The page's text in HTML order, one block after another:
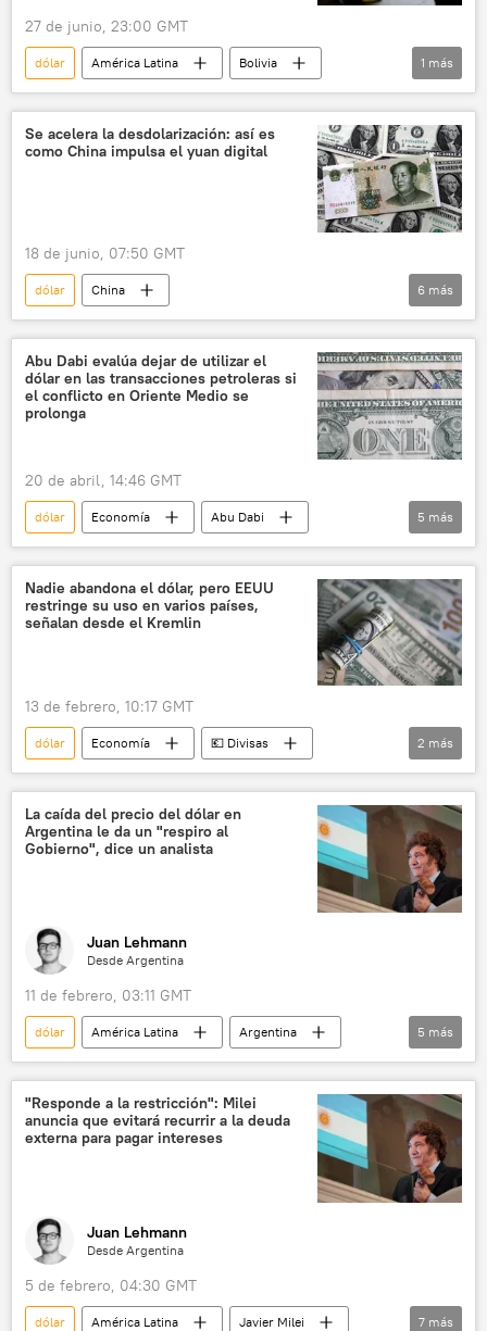
27 de junio, 23:00 GMT
dólar América Latina
Bolivia
Banco Central de Bolivia
1 más
Se acelera la desdolarización: así es
como China impulsa el yuan digital
18 de junio, 07:50 GMT
dólar
China
Sistema de Pagos Internacionales (CIPS)
yuan
Economía
SWIFT
desdolarización
💶 Divisas
6 más
Abu Dabi evalúa dejar de utilizar el
dólar en las transacciones petroleras si
el conflicto en Oriente Medio se
prolonga
20 de abril, 14:46 GMT
dólar Economía
Abu Dabi
Emiratos Árabes Unidos
📰 Escalada entre EEUU, Israel e Irán
🌍 Oriente Medio
5 más
Nadie abandona el dólar, pero EEUU
restringe su uso en varios países,
señalan desde el Kremlin
13 de febrero, 10:17 GMT
dólar Economía
💶 Divisas
Dmitri Peskov
EEUU
2 más
La caída del precio del dólar en
Argentina le da un "respiro al
Gobierno", dice un analista
Juan Lehmann
Desde Argentina
11 de febrero, 03:11 GMT
dólar América Latina
Argentina
Javier Milei
inflación
EEUU
Donald Trump
Fondo Monetario Internacional (FMI)
5 más
"Responde a la restricción": Milei
anuncia que evitará recurrir a la deuda
externa para pagar intereses
Juan Lehmann
Desde Argentina
5 de febrero, 04:30 GMT
dólar América Latina
Javier Milei
7 más